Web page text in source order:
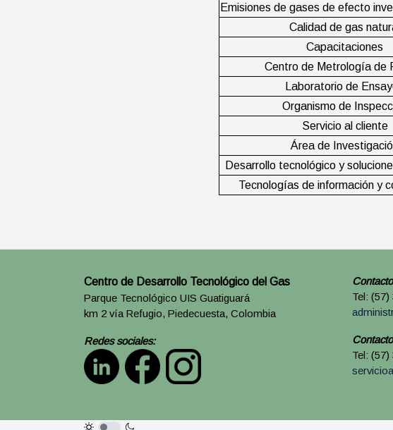
Emisiones de gases de efecto
Calidad de gas
Capacitaciones
Centro de Metrología de
Laboratorio de
Organismo de
Servicio al cliente
Área de
Desarrollo tecnológico y
Tecnologías de información y
Centro de Desarrollo Tecnológico del Gas
Parque Tecnológico UIS Guatiguará
km 2 vía Refugio, Piedecuesta, Colombia
Redes sociales:
Tel: (57)
Tel: (57)